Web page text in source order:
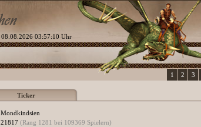
08.08.2026 03:57:10 Uhr
3
2
1
Ticker
Mondkindsien
21817 (Rang 1281 bei 109369 Spielern)